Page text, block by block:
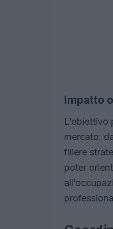
Impatto
mercato:
filiere
poter